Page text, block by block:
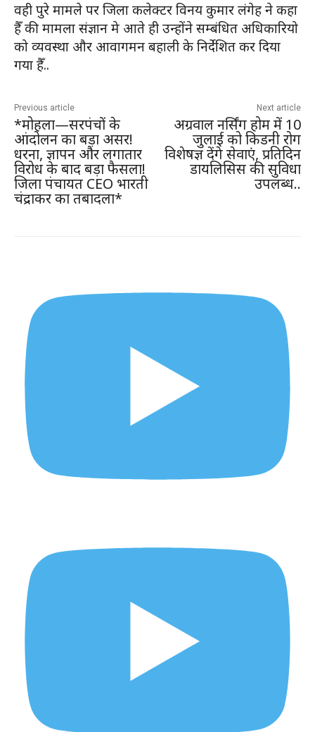
वही पुरे मामले पर जिला कलेक्टर विनय कुमार लंगेह ने कहा
हैँ की मामला संज्ञान मे आते ही उन्होंने सम्बंधित अधिकारियो
को व्यवस्था और आवागमन बहाली के निर्देशित कर दिया
गया हैँ..
Previous article
*मोहला—सरपंचों के
आंदोलन का बड़ा असर!
धरना, ज्ञापन और लगातार
विरोध के बाद बड़ा फैसला!
जिला पंचायत CEO भारती
चंद्राकर का तबादला*
Next article
अग्रवाल नर्सिंग होम में 10
जुलाई को किडनी रोग
विशेषज्ञ देंगे सेवाएं, प्रतिदिन
डायलिसिस की सुविधा
उपलब्ध..